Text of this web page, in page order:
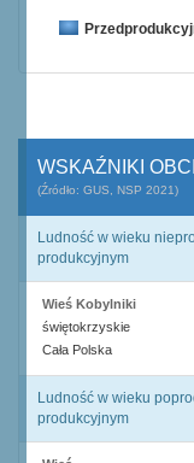
WSKAŹNIKI
(Źródło: GUS, NSP 2021)
Ludność w wieku
produkcyjnym
Wieś Kobylniki
świętokrzyskie
Cała Polska
Ludność w wieku
produkcyjnym